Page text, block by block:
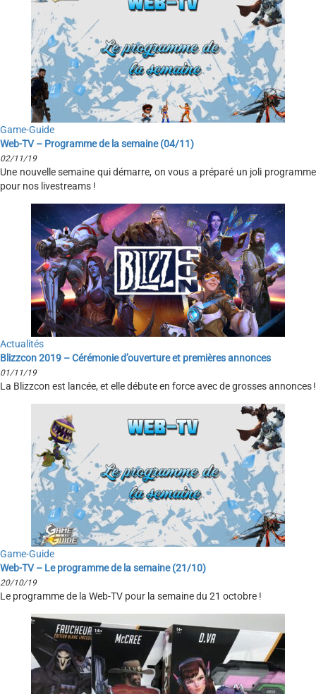
Game-Guide
Web-TV – Programme de la semaine (04/11)
02/11/19
Une nouvelle semaine qui démarre, on vous a préparé un joli programme
pour nos livestreams !
Actualités
Blizzcon 2019 – Cérémonie d’ouverture et premières annonces
01/11/19
La Blizzcon est lancée, et elle débute en force avec de grosses annonces !
Game-Guide
Web-TV – Le programme de la semaine (21/10)
20/10/19
Le programme de la Web-TV pour la semaine du 21 octobre !